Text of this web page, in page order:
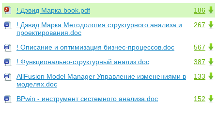
186
! Дэвид Марка book.pdf
267
! Дэвид Марка Методология структурного анализа и
проектирования.doc
567
! Описание и оптимизация бизнес-процессов.doc
387
! Функционально-структурный анализ.doc
133
AllFusion Model Manager Управление изменениями в
моделях.doc
152
BPwin - инструмент системного анализа.doc